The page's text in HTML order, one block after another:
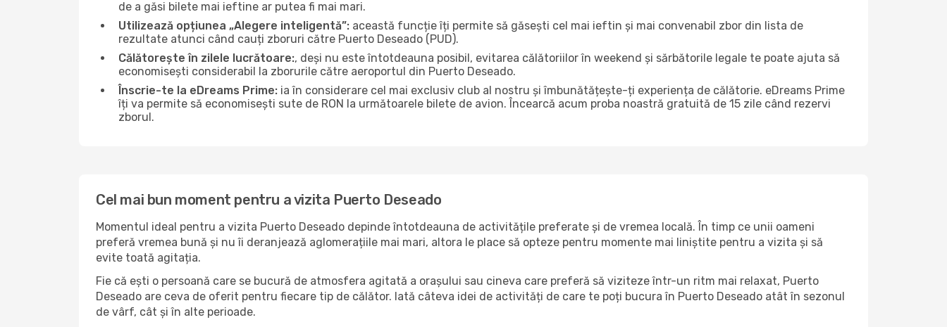
de a găsi bilete mai ieftine ar putea fi mai mari.
Utilizează opțiunea „Alegere inteligentă”: această funcție îți permite să găsești cel mai ieftin și mai convenabil zbor din lista de
rezultate atunci când cauți zboruri către Puerto Deseado (PUD).
Călătorește în zilele lucrătoare:, deși nu este întotdeauna posibil, evitarea călătoriilor în weekend și sărbătorile legale te poate ajuta să
economisești considerabil la zborurile către aeroportul din Puerto Deseado.
Înscrie-te la eDreams Prime: ia în considerare cel mai exclusiv club al nostru și îmbunătățește-ți experiența de călătorie. eDreams Prime
îți va permite să economisești sute de RON la următoarele bilete de avion. Încearcă acum proba noastră gratuită de 15 zile când rezervi
zborul.
Cel mai bun moment pentru a vizita Puerto Deseado
Momentul ideal pentru a vizita Puerto Deseado depinde întotdeauna de activitățile preferate și de vremea locală. În timp ce unii oameni
preferă vremea bună și nu îi deranjează aglomerațiile mai mari, altora le place să opteze pentru momente mai liniștite pentru a vizita și să
evite toată agitația.
Fie că ești o persoană care se bucură de atmosfera agitată a orașului sau cineva care preferă să viziteze într-un ritm mai relaxat, Puerto
Deseado are ceva de oferit pentru fiecare tip de călător. Iată câteva idei de activități de care te poți bucura în Puerto Deseado atât în ​​sezonul
de vârf, cât și în alte perioade.